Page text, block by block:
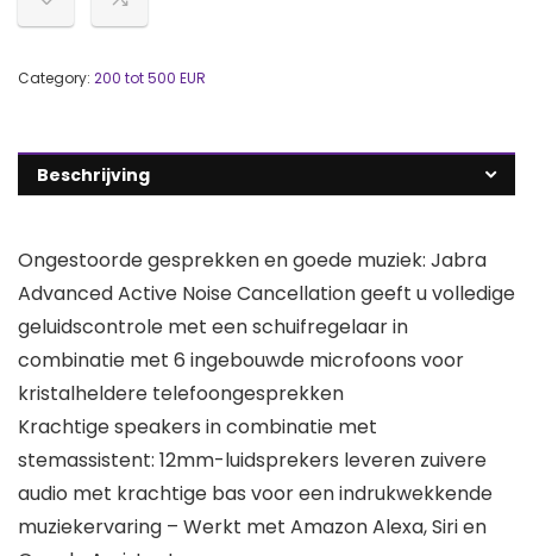
Category: 200 tot 500 EUR
Beschrijving
Ongestoorde gesprekken en goede muziek: Jabra
Advanced Active Noise Cancellation geeft u volledige
geluidscontrole met een schuifregelaar in
combinatie met 6 ingebouwde microfoons voor
kristalheldere telefoongesprekken
Krachtige speakers in combinatie met
stemassistent: 12mm-luidsprekers leveren zuivere
audio met krachtige bas voor een indrukwekkende
muziekervaring – Werkt met Amazon Alexa, Siri en